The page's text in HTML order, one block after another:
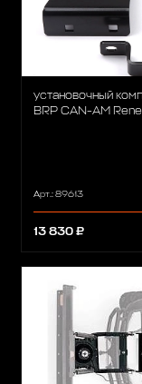
установочный
BRP CAN-AM
Арт.: 89613
13 830 ₽